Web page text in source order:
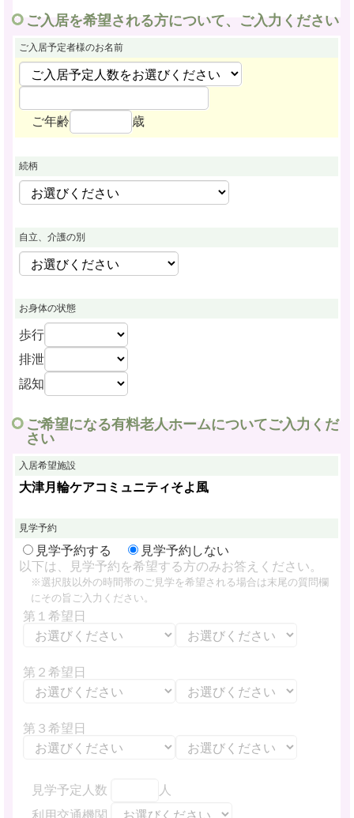
ご入居を希望される方について、ご入力ください
ご入居予定者様のお名前
ご年齢 歳
続柄
自立、介護の別
お身体の状態
歩行
排泄
認知
ご希望になる有料老人ホームについてご入力くだ
さい
入居希望施設
大津月輪ケアコミュニティそよ風
見学予約
見学予約する
見学予約しない
以下は、見学予約を希望する方のみお答えください。
※選択肢以外の時間帯のご見学を希望される場合は末尾の質問欄
にその旨ご入力ください。
第１希望日
第２希望日
第３希望日
見学予定人数
人
利用交通機関